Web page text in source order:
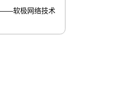
视化——金锐同创